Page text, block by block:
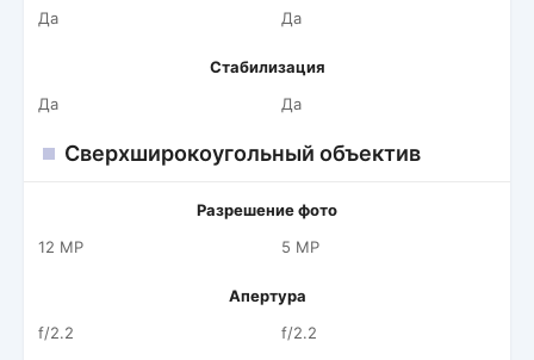
Да
Да
Стабилизация
Да
Да
Сверхширокоугольный объектив
Разрешение фото
12 MP
5 MP
Апертура
f/2.2
f/2.2